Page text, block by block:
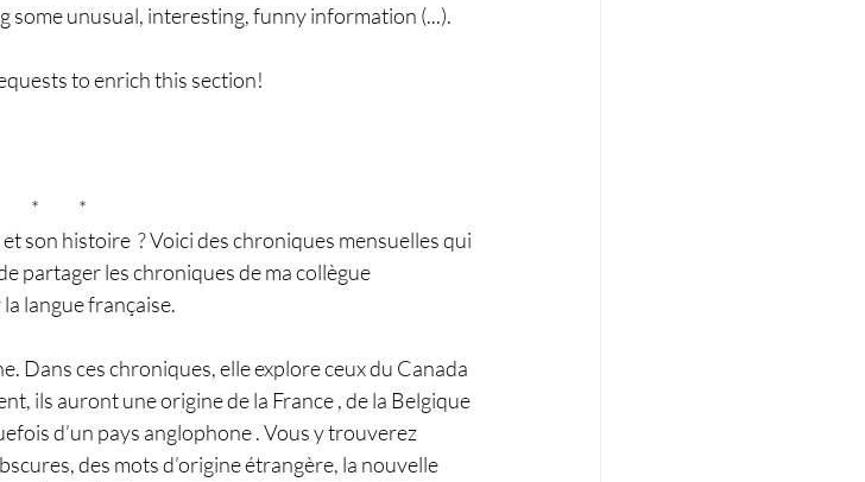
some unusual, interesting, funny information (...).
to enrich this section!
								*	*	*
son histoire  ? Voici des chroniques mensuelles qui
partager les chroniques de ma collègue
langue française.
Dans ces chroniques, elle explore ceux du Canada
ils auront une origine de la France , de la Belgique
d’un pays anglophone . Vous y trouverez
des mots d’origine étrangère, la nouvelle